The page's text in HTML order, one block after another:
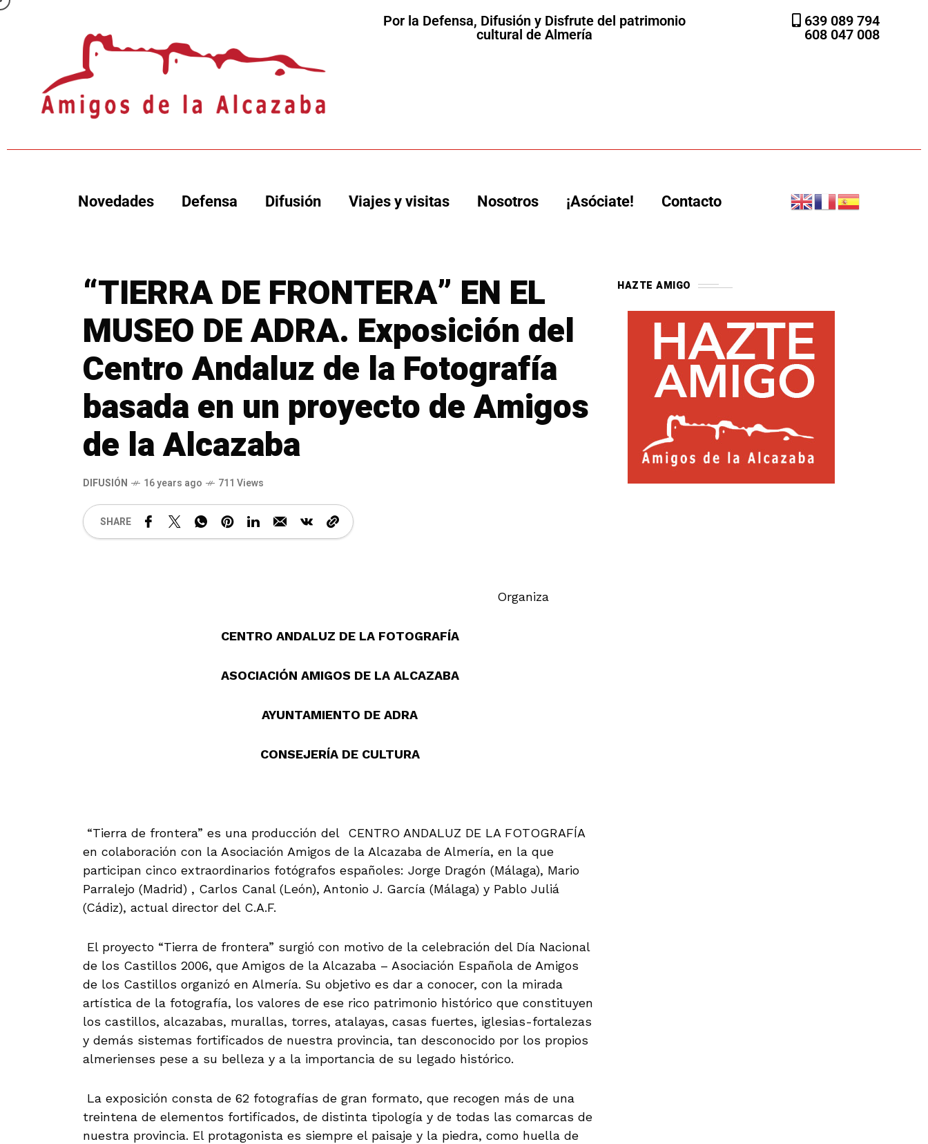
Por la Defensa, Difusión y Disfrute del patrimonio
cultural de Almería
639 089 794
608 047 008
Novedades Defensa Difusión Viajes y visitas Nosotros ¡Asóciate! Contacto
“TIERRA DE FRONTERA” EN EL
MUSEO DE ADRA. Exposición del
Centro Andaluz de la Fotografía
basada en un proyecto de Amigos
de la Alcazaba
DIFUSIÓN 16 years ago 711 Views
SHARE
Organiza
CENTRO ANDALUZ DE LA FOTOGRAFÍA
ASOCIACIÓN AMIGOS DE LA ALCAZABA
AYUNTAMIENTO DE ADRA
CONSEJERÍA DE CULTURA
“Tierra de frontera” es una producción del CENTRO ANDALUZ DE LA FOTOGRAFÍA
en colaboración con la Asociación Amigos de la Alcazaba de Almería, en la que
participan cinco extraordinarios fotógrafos españoles: Jorge Dragón (Málaga), Mario
Parralejo (Madrid) , Carlos Canal (León), Antonio J. García (Málaga) y Pablo Juliá
(Cádiz), actual director del C.A.F.
El proyecto “Tierra de frontera” surgió con motivo de la celebración del Día Nacional
de los Castillos 2006, que Amigos de la Alcazaba – Asociación Española de Amigos
de los Castillos organizó en Almería. Su objetivo es dar a conocer, con la mirada
artística de la fotografía, los valores de ese rico patrimonio histórico que constituyen
los castillos, alcazabas, murallas, torres, atalayas, casas fuertes, iglesias-fortalezas
y demás sistemas fortificados de nuestra provincia, tan desconocido por los propios
almerienses pese a su belleza y a la importancia de su legado histórico.
La exposición consta de 62 fotografías de gran formato, que recogen más de una
treintena de elementos fortificados, de distinta tipología y de todas las comarcas de
nuestra provincia. El protagonista es siempre el paisaje y la piedra, como huella de
HAZTE AMIGO